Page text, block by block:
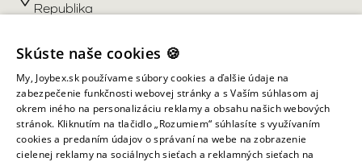
Republika
Užitočné odkazy
Účet
Informácie obchodu
Skúste naše cookies 🍪
My, Joybex.sk používame súbory cookies a ďalšie údaje na
zabezpečenie funkčnosti webovej stránky a s Vaším súhlasom aj
okrem iného na personalizáciu reklamy a obsahu našich webových
stránok. Kliknutím na tlačidlo „Rozumiem“ súhlasíte s využívaním
cookies a predaním údajov o správaní na webe na zobrazenie
cielenej reklamy na sociálnych sieťach a reklamných sieťach na